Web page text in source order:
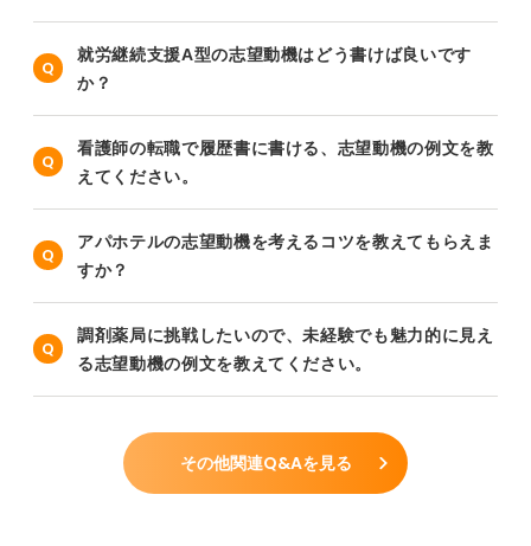
就労継続支援A型の志望動機はどう書けば良いです
か？
看護師の転職で履歴書に書ける、志望動機の例文を教
えてください。
アパホテルの志望動機を考えるコツを教えてもらえま
すか？
調剤薬局に挑戦したいので、未経験でも魅力的に見え
る志望動機の例文を教えてください。
その他関連Q&Aを見る